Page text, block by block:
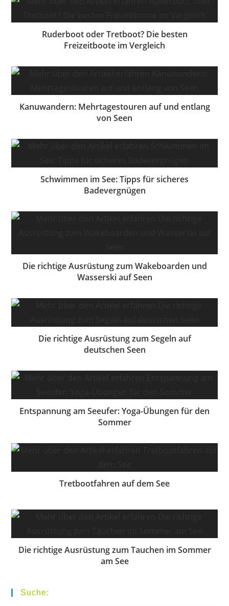
Ruderboot oder Tretboot? Die besten
Freizeitboote im Vergleich
Kanuwandern: Mehrtagestouren auf und entlang
von Seen
Schwimmen im See: Tipps für sicheres
Badevergnügen
Die richtige Ausrüstung zum Wakeboarden und
Wasserski auf Seen
Die richtige Ausrüstung zum Segeln auf
deutschen Seen
Entspannung am Seeufer: Yoga-Übungen für den
Sommer
Tretbootfahren auf dem See
Die richtige Ausrüstung zum Tauchen im Sommer
am See
Suche: